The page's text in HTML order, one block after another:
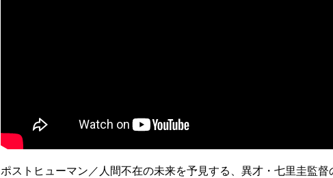
ポストヒューマン／人間不在の未来を予見する、異才・七里圭監